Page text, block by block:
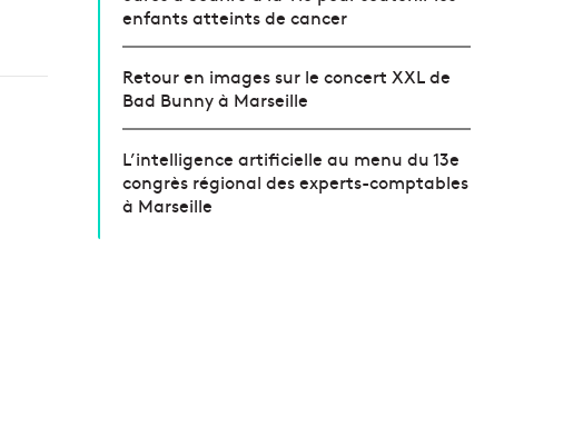
enfants atteints de cancer
Retour en images sur le concert XXL de
Bad Bunny à Marseille
L’intelligence artificielle au menu du 13e
congrès régional des experts-comptables
à Marseille